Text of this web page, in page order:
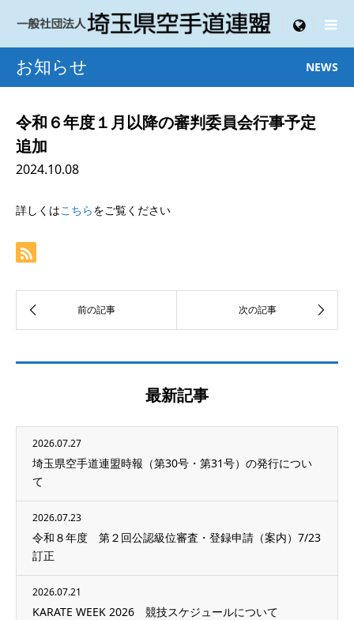
 menu
お知らせ NEWS
令和６年度１月以降の審判委員会行事予定
追加
2024.10.08
詳しくはこちらをご覧ください
最新記事
2026.07.27
埼玉県空手道連盟時報（第30号・第31号）の発行につい
て
2026.07.23
令和８年度 第２回公認級位審査・登録申請（案内）7/23
訂正
2026.07.21
KARATE WEEK 2026 競技スケジュールについて